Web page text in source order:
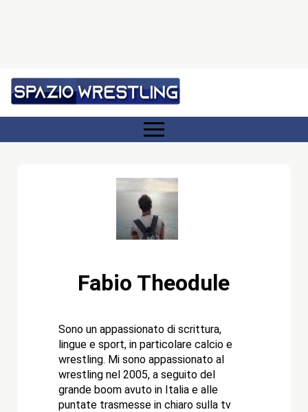
Fabio Theodule
Sono un appassionato di scrittura,
lingue e sport, in particolare calcio e
wrestling. Mi sono appassionato al
wrestling nel 2005, a seguito del
grande boom avuto in Italia e alle
puntate trasmesse in chiaro sulla tv